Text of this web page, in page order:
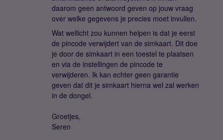
daarom geen antwoord geven op jouw vraag
over welke gegevens je precies moet invullen.
Wat wellicht zou kunnen helpen is dat je eerst
de pincode verwijdert van de simkaart. Dit doe
je door de simkaart in een toestel te plaatsen
en via de instellingen de pincode te
verwijderen. Ik kan echter geen garantie
geven dat dit je simkaart hierna wel zal werken
in de dongel.
Groetjes,
Seren